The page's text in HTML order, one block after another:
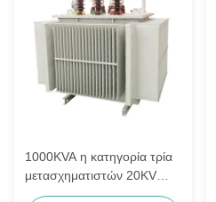
1000KVA η κατηγορία τρία
μετασχηματιστών 20KV
τύπων πετρελαίου